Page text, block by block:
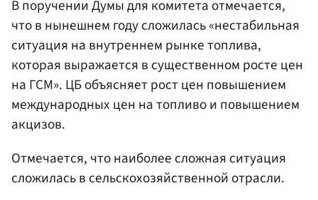
В поручении Думы для комитета отмечается,
что в нынешнем году сложилась «нестабильная
ситуация на внутреннем рынке топлива,
которая выражается в существенном росте цен
на ГСМ». ЦБ объясняет рост цен повышением
международных цен на топливо и повышением
акцизов.
Отмечается, что наиболее сложная ситуация
сложилась в сельскохозяйственной отрасли.